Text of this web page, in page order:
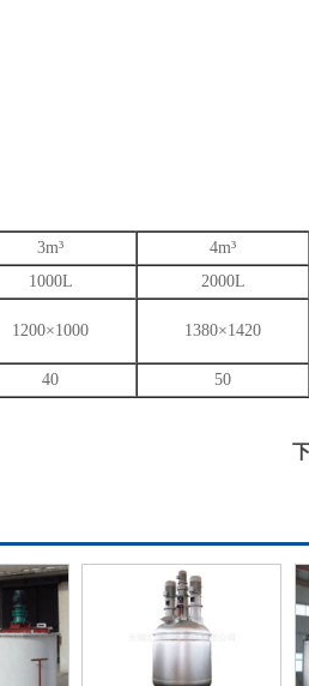
3m³ 4m³
1000L 2000L
1200×1000 1380×1420
40 50